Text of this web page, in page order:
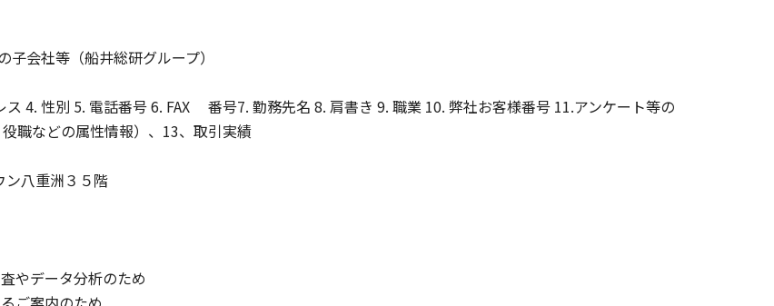
会社等（船井総研グループ）
4. 性別 5. 電話番号 6. FAX 番号7. 勤務先名 8. 肩書き 9. 職業 10. 弊社お客様番号 11.アンケート等の
職などの属性情報）、13、取引実績
八重洲３５階
やデータ分析のため